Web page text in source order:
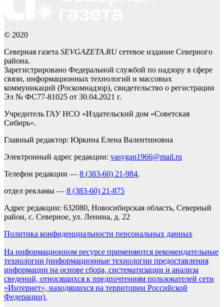
© 2020
Северная газета SEVGAZETA.RUсетевое издание Северного
района.
Зарегистрировано Федеральной службой по надзору в сфере
связи, информационных технологий и массовых
коммуникаций (Роскомнадзор), свидетельство о регистрации
Эл № ФС77-81025 от 30.04.2021 г.
Учредитель ГАУ НСО «Издательский дом «Советская
Сибирь».
Главный редактор: Юркина Елена Валентиновна
Электронный адрес редакции: vasygan1966@mail.ru
Телефон редакции — 8 (383-60) 21-984,
отдел рекламы — 8 (383-60) 21-875
Адрес редакции: 632080, Новосибирская область, Северный
район, с. Северное, ул. Ленина, д. 22
Политика конфиденциальности персональных данных
На информационном ресурсе применяются рекомендательные
технологии (информационные технологии предоставления
информации на основе сбора, систематизации и анализа
сведений, относящихся к предпочтениям пользователей сети
«Интернет», находящихся на территории Российской
Федерации).